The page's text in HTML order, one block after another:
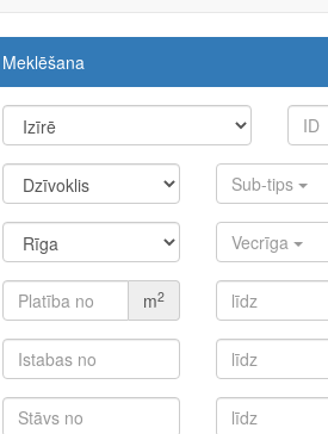
Meklēšana
Sub-tips
Vecrīga
m2